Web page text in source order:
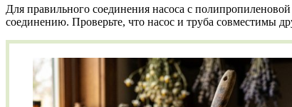
Для правильного соединения насоса с
соединению. Проверьте, что насос и труба совместимы